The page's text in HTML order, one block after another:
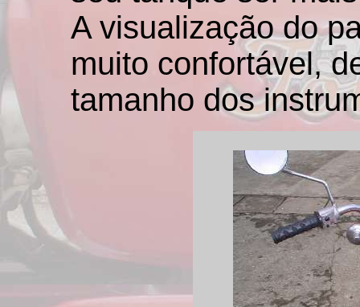
A visualização do
muito confortável,
tamanho dos